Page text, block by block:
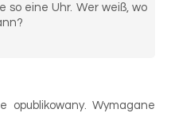
so eine Uhr. Wer weiß, wo
opublikowany. Wymagane